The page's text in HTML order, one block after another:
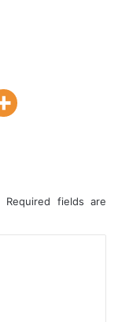
Required fields are